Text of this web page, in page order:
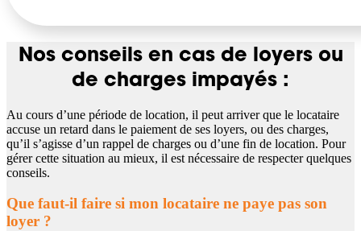
Nos conseils en cas de loyers ou
de charges impayés :
Au cours d’une période de location, il peut arriver que le locataire
accuse un retard dans le paiement de ses loyers, ou des charges,
qu’il s’agisse d’un rappel de charges ou d’une fin de location. Pour
gérer cette situation au mieux, il est nécessaire de respecter quelques
conseils.
Que faut-il faire si mon locataire ne paye pas son
loyer ?